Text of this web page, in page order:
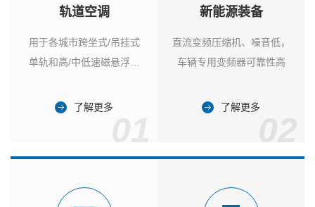
轨道空调
用于各城市跨坐式/吊挂式
单轨和高/中低速磁悬浮列
了解更多
新能源装备
直流变频压缩机、噪音低，
车辆专用变频器可靠性高
了解更多